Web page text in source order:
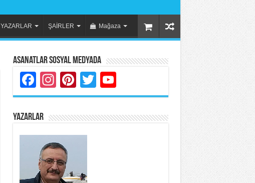
YAZARLAR ŞAİRLER Mağaza
Asanatlar Sosyal Medyada
Facebook
Instagram
Pinterest
Twitter
YAZARLAR